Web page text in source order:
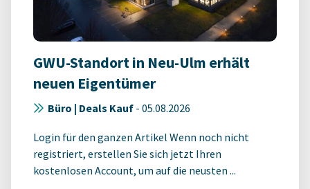
GWU-Standort in Neu-Ulm erhält
neuen Eigentümer
Büro | Deals Kauf - 05.08.2026
Login für den ganzen Artikel Wenn noch nicht
registriert, erstellen Sie sich jetzt Ihren
kostenlosen Account, um auf die neusten ...